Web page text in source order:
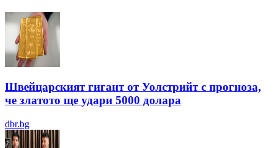
Швейцарският гигант от Уолстрийт с прогноза,
че златото ще удари 5000 долара
dbr.bg